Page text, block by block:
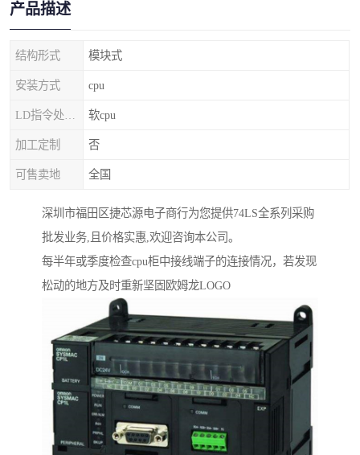
产品描述
结构形式 模块式
安装方式 cpu
软cpu
加工定制 否
可售卖地 全国
深圳市福田区捷芯源电子商行为您提供74LS全系列采购
批发业务,且价格实惠,欢迎咨询本公司。
每半年或季度检查cpu柜中接线端子的连接情况，若发现
松动的地方及时重新坚固欧姆龙LOGO